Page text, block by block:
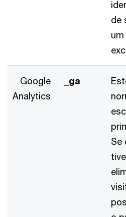
de
Google
Analytics
_ga
Se